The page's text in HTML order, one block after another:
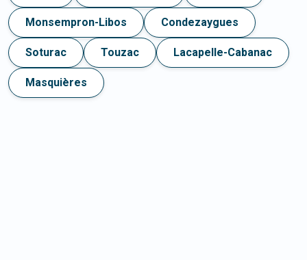
Monsempron-Libos Condezaygues
Soturac Touzac Lacapelle-Cabanac
Masquières